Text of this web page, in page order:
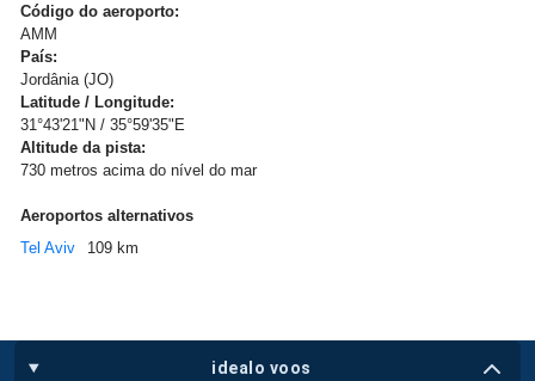
Código do aeroporto:
AMM
País:
Jordânia (JO)
Latitude / Longitude:
31°43'21"N / 35°59'35"E
Altitude da pista:
730 metros acima do nível do mar
Aeroportos alternativos
Tel Aviv
109 km
idealo voos